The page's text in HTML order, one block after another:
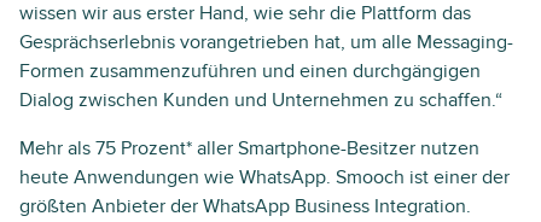
wissen wir aus erster Hand, wie sehr die Plattform das
Gesprächserlebnis vorangetrieben hat, um alle Messaging-
Formen zusammenzuführen und einen durchgängigen
Dialog zwischen Kunden und Unternehmen zu schaffen.“
Mehr als 75 Prozent* aller Smartphone-Besitzer nutzen
heute Anwendungen wie WhatsApp. Smooch ist einer der
größten Anbieter der WhatsApp Business Integration.